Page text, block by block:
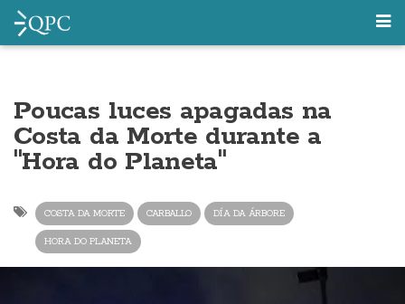
Poucas luces apagadas na
Costa da Morte durante a
"Hora do Planeta"
COSTA DA MORTE CARBALLO DÍA DA ÁRBORE
HORA DO PLANETA